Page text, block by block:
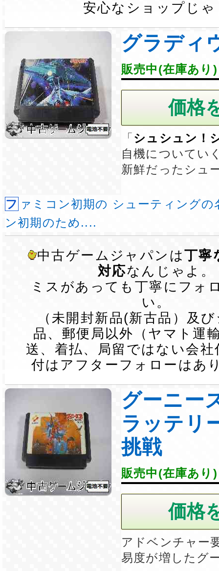
安心なショップじゃ
グラディ
販売中(在庫あり)
「 シュシュン！
自機についてい
新鮮だったシュ
ファミコン初期の シューティングの名作。 ファミコ
ン初期のため....
中古ゲームジャパンは丁寧
対応なんじゃよ。
ミスがあっても丁寧にフォ
い。
（未開封新品(新古品）及
品、郵便局以外（ヤマト運
送、着払、局留ではない会社
付はアフターフォローはあ
グーニ
ラッテリ
挑戦
販売中(在庫あり)
アドベンチャー
易度が増したグ